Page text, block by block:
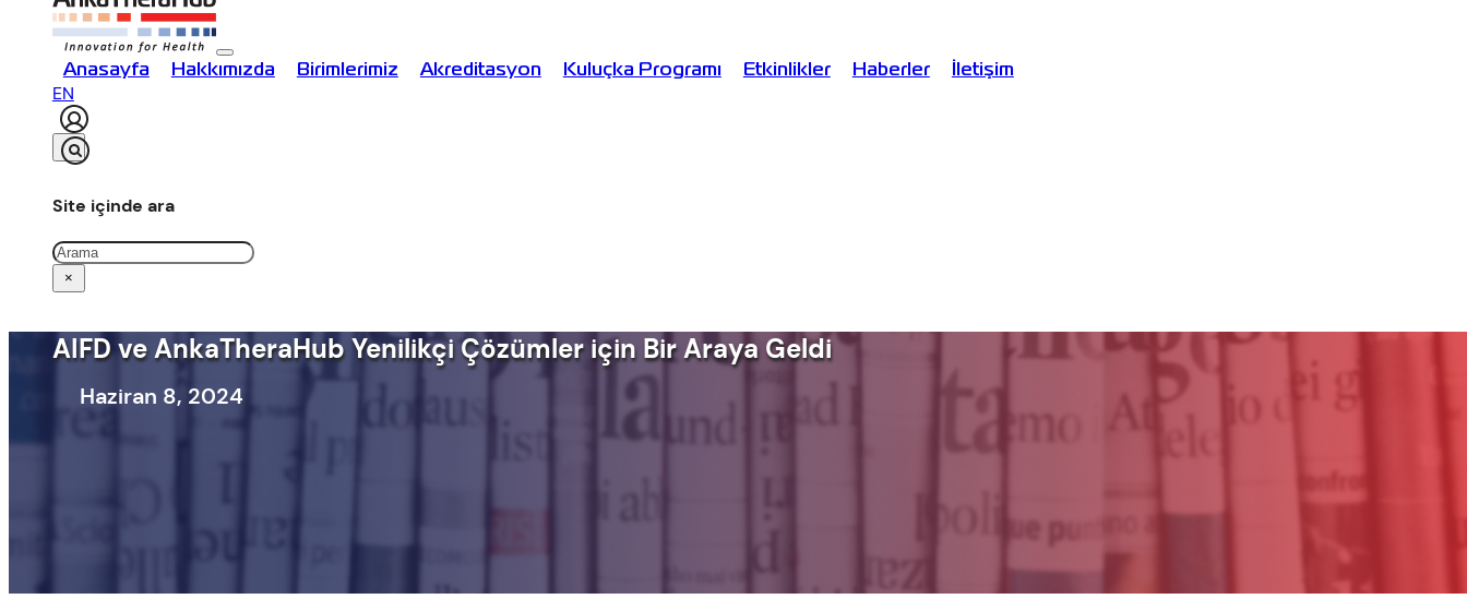
Anasayfa Hakkımızda Birimlerimiz Akreditasyon Kuluçka Programı Etkinlikler Haberler İletişim
EN
Site içinde ara
Ara
×
AIFD ve AnkaTheraHub Yenilikçi Çözümler için Bir Araya Geldi
Haziran 8, 2024